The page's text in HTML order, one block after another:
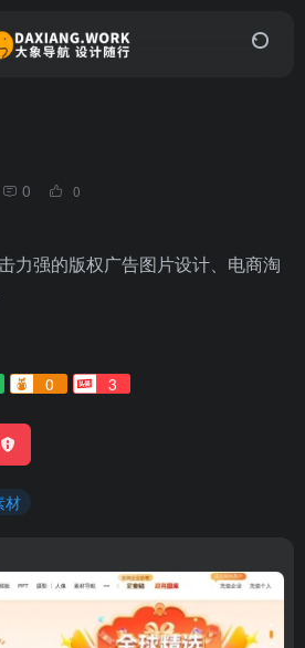
0 0
力强的版权广告图片设计、电商淘
0 3
材